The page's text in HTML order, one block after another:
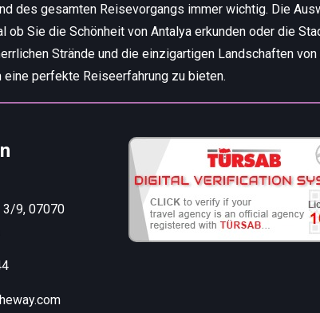
des gesamten Reisevorgangs immer wichtig. Die
Sie die Schönheit von Antalya erkunden oder die
Strände und die einzigartigen Landschaften von
perfekte Reiseerfahrung zu bieten.
3/9, 07070